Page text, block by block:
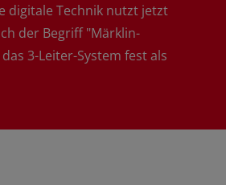
digitale Technik nutzt jetzt
der Begriff "Märklin-
3-Leiter-System fest als